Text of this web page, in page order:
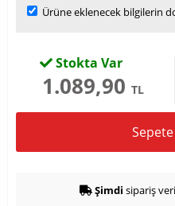
Ürüne eklenecek bilgilerin
Stokta Var
1.089,90 TL
Şimdi sipariş